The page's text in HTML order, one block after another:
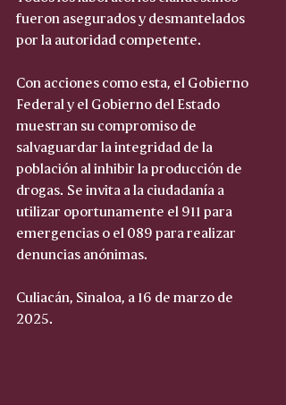
fueron asegurados y desmantelados
por la autoridad competente.
Con acciones como esta, el Gobierno
Federal y el Gobierno del Estado
muestran su compromiso de
salvaguardar la integridad de la
población al inhibir la producción de
drogas. Se invita a la ciudadanía a
utilizar oportunamente el 911 para
emergencias o el 089 para realizar
denuncias anónimas.
Culiacán, Sinaloa, a 16 de marzo de
2025.